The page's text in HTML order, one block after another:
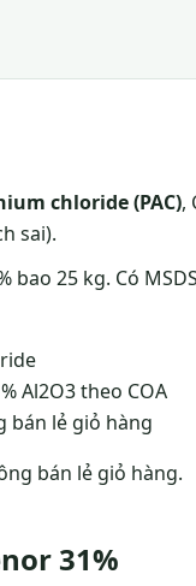
chloride (PAC),
sai).
bao 25 kg. Có
Al2O3 theo COA
bán lẻ giỏ hàng
bán lẻ giỏ hàng.
31%